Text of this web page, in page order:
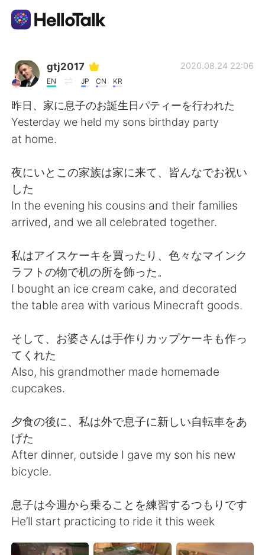
語言交換應用
繁體中文
English 简体中文
Español العربية
日本語 한국어
Русский
Türkçe
Português
gtj2017
EN JP CN KR
2020.08.24 22:06
昨日、家に息子のお誕生日パティーを行われた
Yesterday we held my sons birthday party
at home.
夜にいとこの家族は家に来て、皆んなでお祝い
した
In the evening his cousins and their families
arrived, and we all celebrated together.
私はアイスケーキを買ったり、色々なマインク
ラフトの物で机の所を飾った。
I bought an ice cream cake, and decorated
the table area with various Minecraft goods.
そして、お婆さんは手作りカップケーキも作っ
てくれた
Also, his grandmother made homemade
cupcakes.
夕食の後に、私は外で息子に新しい自転車をあ
げた
After dinner, outside I gave my son his new
bicycle.
息子は今週から乗ることを練習するつもりです
He’ll start practicing to ride it this week